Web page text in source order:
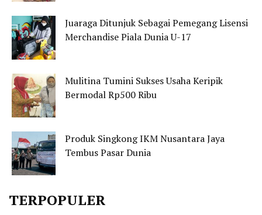
Juaraga Ditunjuk Sebagai Pemegang Lisensi
Merchandise Piala Dunia U-17
Mulitina Tumini Sukses Usaha Keripik
Bermodal Rp500 Ribu
Produk Singkong IKM Nusantara Jaya
Tembus Pasar Dunia
TERPOPULER